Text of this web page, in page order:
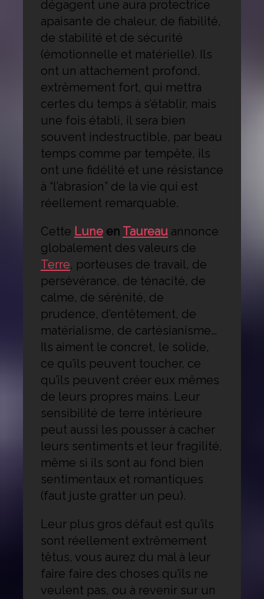
dégagent une aura protectrice
apaisante de chaleur, de fiabilité,
de stabilité et de sécurité
(émotionnelle et matérielle). Ils
ont un attachement profond,
extrêmement fort, qui mettra
certes du temps à s’établir, mais
une fois établi, il sera bien
souvent indestructible, par beau
temps comme par tempête, ils
ont une fidélité et une résistance
à “l’abrasion” de la vie qui est
réellement remarquable.
Cette Luneen Taureauannonce
globalement des valeurs de
Terre, porteuses de travail, de
persévérance, de ténacité, de
calme, de sérénité, de
prudence, d’entêtement, de
matérialisme, de cartésianisme…
Ils aiment le concret, le solide,
ce qu’ils peuvent toucher, ce
qu’ils peuvent créer eux mêmes
de leurs propres mains. Leur
sensibilité de terre intérieure
peut aussi les pousser à cacher
leurs sentiments et leur fragilité,
même si ils sont au fond bien
sentimentaux et romantiques
(faut juste gratter un peu).
Leur plus gros défaut est qu’ils
sont réellement extrêmement
têtus, vous aurez du mal à leur
faire faire des choses qu’ils ne
veulent pas, ou à revenir sur un